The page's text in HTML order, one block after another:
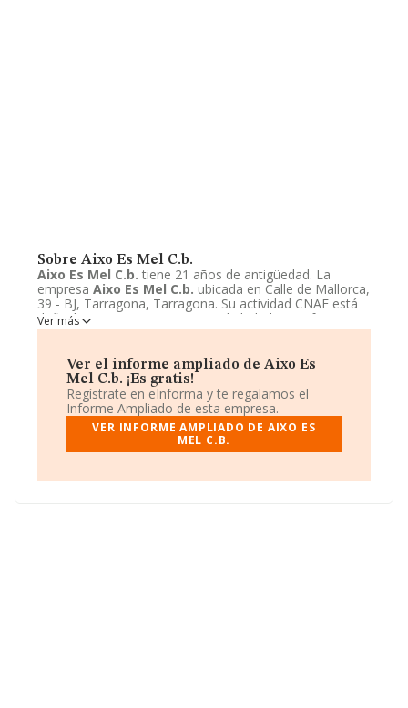
Sobre Aixo Es Mel C.b.
Aixo Es Mel C.b. tiene 21 años de antigüedad. La
empresa Aixo Es Mel C.b. ubicada en Calle de Mallorca,
39 - BJ, Tarragona, Tarragona. Su actividad CNAE está
definida como 5630 - Servicios de bebidas. La forma
jurídica deAixo Es Mel C.b.es Comunidad de bienes.
Ver más
Ver el informe ampliado de Aixo Es
Mel C.b. ¡Es gratis!
Regístrate en eInforma y te regalamos el
Informe Ampliado de esta empresa.
VER INFORME AMPLIADO DE AIXO ES
MEL C.B.